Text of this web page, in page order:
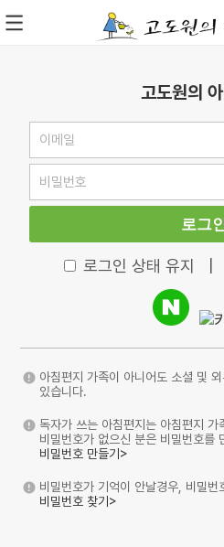
고도원의
로그
로그인 상태 유지
아침편지 가족이 아니어도 소셜 및
있습니다.
독자가 쓰는 아침편지는 아침편지
비밀번호가 없으신 분은 비밀번호를
비밀번호 만들기>
비밀번호가 기억이 안날경우, 비밀번
비밀번호 찾기>